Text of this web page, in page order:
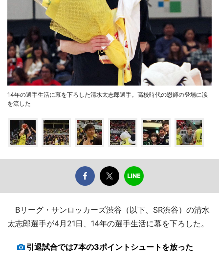
14年の選手生活に幕を下ろした清水太志郎選手。高校時代の恩師の登場に涙
を流した
Bリーグ・サンロッカーズ渋谷（以下、SR渋谷）の清水
太志郎選手が4月21日、14年の選手生活に幕を下ろした。
引退試合では7本の3ポイントシュートを放った